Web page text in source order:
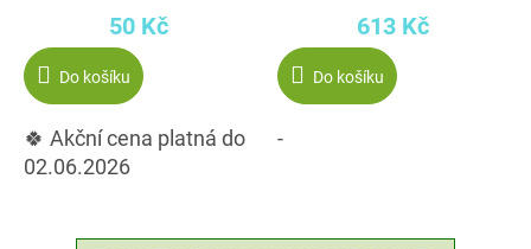
50 Kč
Do košíku
🍀 Akční cena platná do
02.06.2026
613 Kč
Do košíku
-